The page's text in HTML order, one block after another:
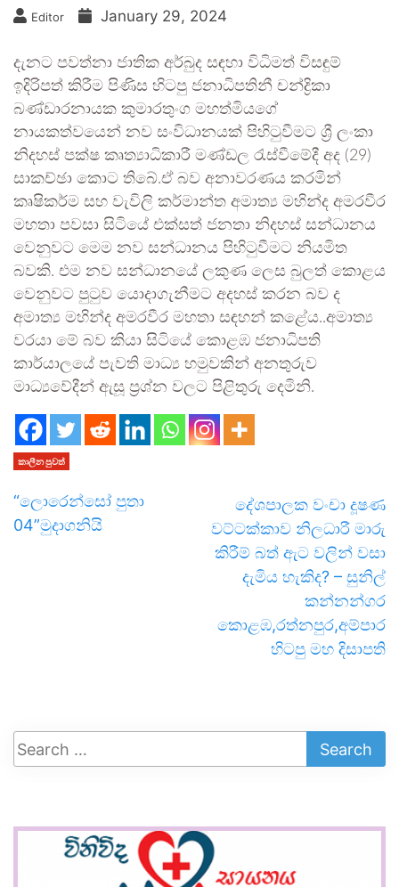
Editor January 29, 2024
දැනට පවත්නා ජාතික අර්බුද සඳහා විධිමත් විසඳුම්
ඉදිරිපත් කිරීම පිණිස හිටපු ජනාධිපතිනී චන්ද්‍රිකා
බණ්ඩාරනායක කුමාරතුංග මහත්මියගේ
නායකත්වයෙන් නව සංවිධානයක් පිහිටුවීමට ශ්‍රී ලංකා
නිදහස් පක්ෂ කෘත්‍යාධිකාරී මණ්ඩල රැස්වීමේදී අද (29)
සාකච්ඡා කොට තිබේ.ඒ බව අනාවරණය කරමින්
කෘෂිකර්ම සහ වැවිලි කර්මාන්ත අමාත්‍ය මහින්ද අමරවීර
මහතා පවසා සිටියේ එක්සත් ජනතා නිදහස් සන්ධානය
වෙනුවට මෙම නව සන්ධානය පිහිටුවීමට නියමිත
බවකි. එම නව සන්ධානයේ ලකුණ ලෙස බුලත් කොළය
වෙනුවට පුටුව යොදාගැනීමට අදහස් කරන බව ද
අමාත්‍ය මහින්ද අමරවීර මහතා සඳහන් කළේය..අමාත්‍ය
වරයා මේ බව කියා සිටියේ කොළඹ ජනාධිපති
කාර්යාලයේ පැවති මාධ්‍ය හමුවකින් අනතුරුව
මාධ්‍යවේදීන් ඇසූ ප්‍රශ්න වලට පිළිතුරු දෙමිනි.
කාලීන පුවත්
“ලොරෙන්සෝ පුතා
04”මුදාගනියි
දේශපාලක වංචා දූෂණ
වට්ටක්කාව නිලධාරී මාරු
කිරීම් බත් ඇට වලින් වසා
දැමිය හැකිද? – සුනිල්
කන්නන්ගර
කොළඹ,රත්නපුර,අම්පාර
හිටපු මහ දිසාපති